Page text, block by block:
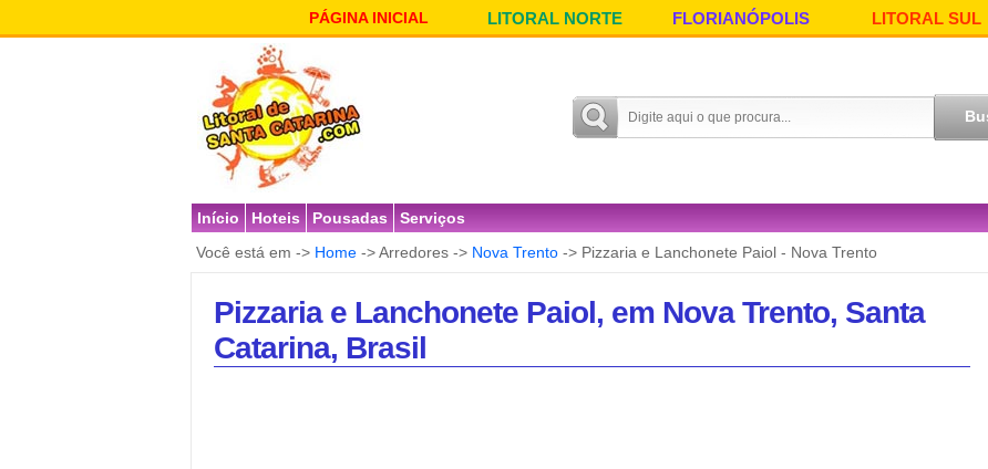
PÁGINA INICIAL LITORAL NORTE FLORIANÓPOLIS LITORAL SUL
Início Hoteis Pousadas
Serviços
Você está em -> Home -> Arredores -> Nova Trento -> Pizzaria e Lanchonete Paiol - Nova Trento
Pizzaria e Lanchonete Paiol, em Nova Trento, Santa
Catarina, Brasil